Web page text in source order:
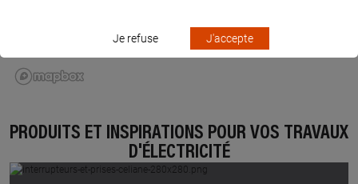
PRODUITS ET INSPIRATIONS POUR VOS TRAVAUX
D'ÉLECTRICITÉ
Je refuse J'accepte